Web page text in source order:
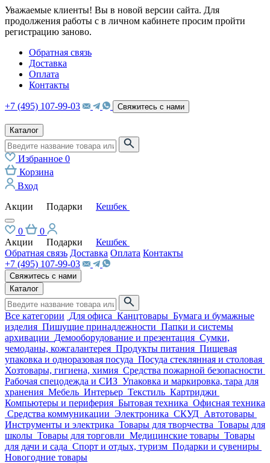
Уважаемые клиенты! Вы в новой версии сайта. Для
продолжения работы с в личном кабинете просим пройти
регистрацию заново.
Обратная связь
Доставка
Оплата
Контакты
+7 (495) 107-99-03 Свяжитесь с нами
Каталог
Избранное 0
Корзина
Вход
Акции
Подарки Кешбек
0
0
Акции
Подарки
Кешбек
Обратная связь Доставка Оплата Контакты
+7 (495) 107-99-03
Свяжитесь с нами
Каталог
Все категории Для офиса Канцтовары Бумага и бумажные
изделия Пишущие принадлежности Папки и системы
архивации Демооборудование и презентация Сумки,
чемоданы, кожгалантерея Продукты питания Пищевая
упаковка и одноразовая посуда Посуда стеклянная и столовая
Хозтовары, гигиена, химия Средства пожарной безопасности
Рабочая спецодежда и СИЗ Упаковка и маркировка, тара для
хранения Мебель Интерьер Текстиль Картриджи
Компьютеры и периферия Бытовая техника Офисная техника
Средства коммуникации Электроника СКУД Автотовары
Инструменты и электрика Товары для творчества Товары для
школы Товары для торговли Медицинские товары Товары
для дачи и сада Спорт и отдых, туризм Подарки и сувениры
Новогодние товары